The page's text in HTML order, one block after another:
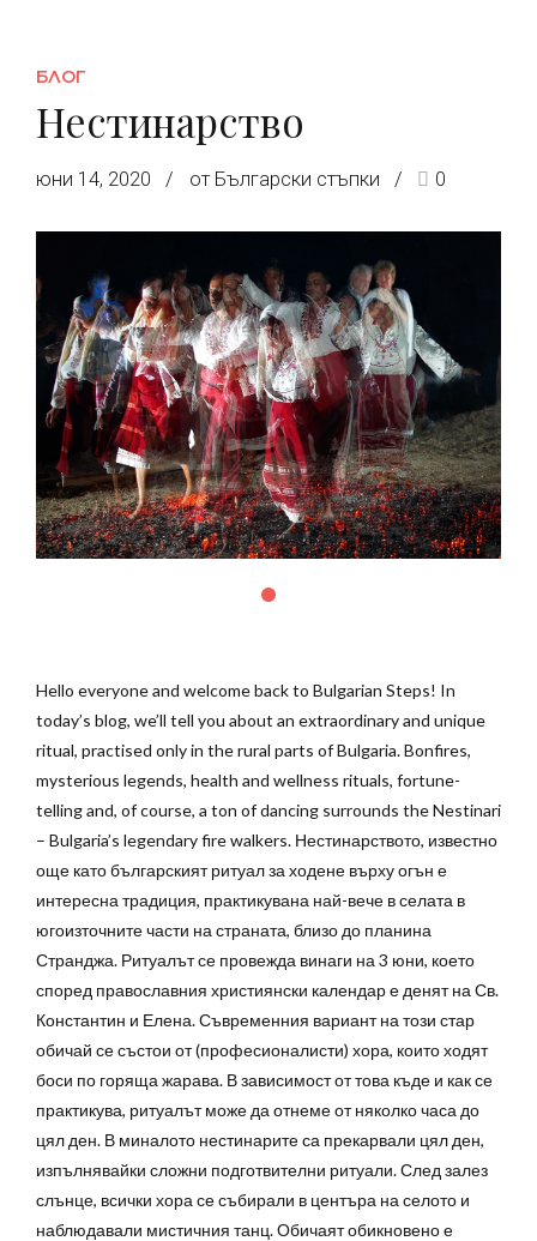
БЛОГ
Нестинарство
юни 14, 2020 от Български стъпки 0
Hello everyone and welcome back to Bulgarian Steps! In
today’s blog, we’ll tell you about an extraordinary and unique
ritual, practised only in the rural parts of Bulgaria. Bonfires,
mysterious legends, health and wellness rituals, fortune-
telling and, of course, a ton of dancing surrounds the Nestinari
– Bulgaria’s legendary fire walkers. Нестинарството, известно
още като българският ритуал за ходене върху огън е
интересна традиция, практикувана най-вече в селата в
югоизточните части на страната, близо до планина
Странджа. Ритуалът се провежда винаги на 3 юни, което
според православния християнски календар е денят на Св.
Константин и Елена.Съвременния вариант на този стар
обичай се състои от (професионалисти) хора, които ходят
боси по горяща жарава. В зависимост от това къде и как се
практикува, ритуалът може да отнеме от няколко часа до
цял ден. В миналото нестинарите са прекарвали цял ден,
изпълнявайки сложни подготвителни ритуали. След залез
слънце, всички хора се събирали в центъра на селото и
наблюдавали мистичния танц. Обичаят обикновено е